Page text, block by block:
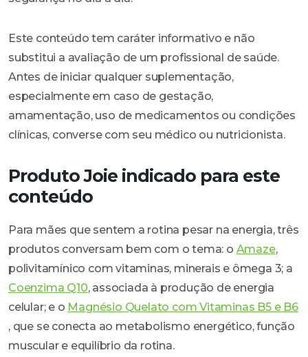
Este conteúdo tem caráter informativo e não
substitui a avaliação de um profissional de saúde.
Antes de iniciar qualquer suplementação,
especialmente em caso de gestação,
amamentação, uso de medicamentos ou condições
clínicas, converse com seu médico ou nutricionista.
Produto Joie indicado para este
conteúdo
Para mães que sentem a rotina pesar na energia, três
produtos conversam bem com o tema: o Amaze,
polivitamínico com vitaminas, minerais e ômega 3; a
Coenzima Q10, associada à produção de energia
celular; e o Magnésio Quelato com Vitaminas B5 e B6
, que se conecta ao metabolismo energético, função
muscular e equilíbrio da rotina.